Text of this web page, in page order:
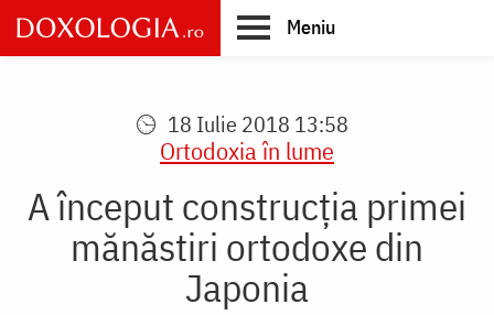
Skip
to
main
Meniu
18 Iulie 2018 13:58
Ortodoxia în lume
A început construcţia primei
mănăstiri ortodoxe din
Japonia